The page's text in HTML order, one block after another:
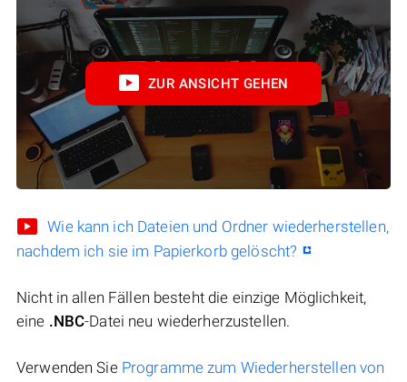
ZUR ANSICHT GEHEN
Wie kann ich Dateien und Ordner wiederherstellen,
nachdem ich sie im Papierkorb gelöscht?
Nicht in allen Fällen besteht die einzige Möglichkeit,
eine .NBC-Datei neu wiederherzustellen.
Verwenden Sie Programme zum Wiederherstellen von